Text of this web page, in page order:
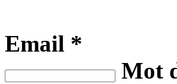
Email *
Mot